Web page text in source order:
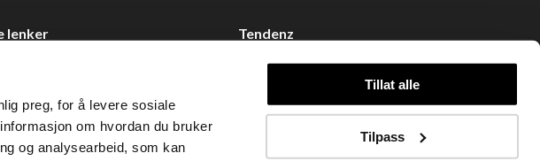
preg, for å levere sosiale
om hvordan du bruker
og analysearbeid, som kan
Tillat alle
Tilpass
lenker Tendenz
Handle hos oss